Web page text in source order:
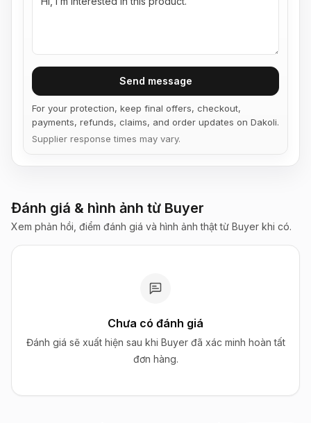
Send message
For your protection, keep final offers, checkout,
payments, refunds, claims, and order updates on Dakoli.
Supplier response times may vary.
Đánh giá & hình ảnh từ Buyer
Xem phản hồi, điểm đánh giá và hình ảnh thật từ Buyer khi có.
Chưa có đánh giá
Đánh giá sẽ xuất hiện sau khi Buyer đã xác minh hoàn tất
đơn hàng.